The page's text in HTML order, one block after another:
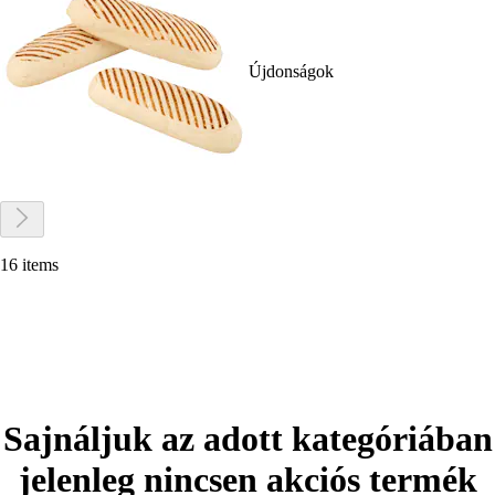
Újdonságok
16 items
Sajnáljuk az adott kategóriában
jelenleg nincsen akciós termék